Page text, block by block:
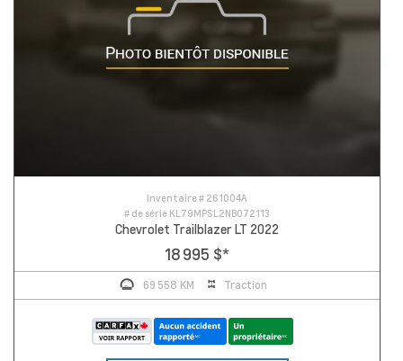
Inventaire # 261004A
# de série KL79MPSL2NB072113
Chevrolet Trailblazer LT 2022
18 995 $*
69 558 KM Traction